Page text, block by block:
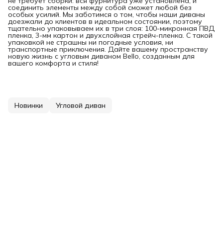
соединить элементы между собой сможет любой без
особых усилий. Мы заботимся о том, чтобы наши диваны
доезжали до клиентов в идеальном состоянии, поэтому
тщательно упаковываем их в три слоя: 100-микронная ПВД
пленка, 3-мм картон и двухслойная стрейч-пленка. С такой
упаковкой не страшны ни погодные условия, ни
транспортные приключения. Дайте вашему пространству
новую жизнь с угловым диваном Bello, созданным для
вашего комфорта и стиля!
Новинки Угловой диван